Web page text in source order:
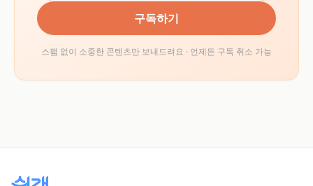
구독하기
스팸 없이 소중한 콘텐츠만 보내드려요 · 언제든 구독 취소 가능